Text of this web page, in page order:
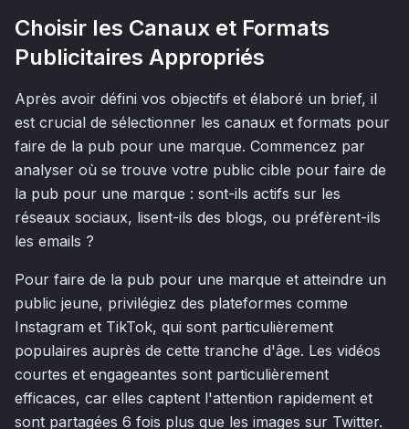
Choisir les Canaux et Formats
Publicitaires Appropriés
Après avoir défini vos objectifs et élaboré un brief, il
est crucial de sélectionner les canaux et formats pour
faire de la pub pour une marque. Commencez par
analyser où se trouve votre public cible pour faire de
la pub pour une marque : sont-ils actifs sur les
réseaux sociaux, lisent-ils des blogs, ou préfèrent-ils
les emails ?
Pour faire de la pub pour une marque et atteindre un
public jeune, privilégiez des plateformes comme
Instagram et TikTok, qui sont particulièrement
populaires auprès de cette tranche d'âge. Les vidéos
courtes et engageantes sont particulièrement
efficaces, car elles captent l'attention rapidement et
sont partagées 6 fois plus que les images sur Twitter.